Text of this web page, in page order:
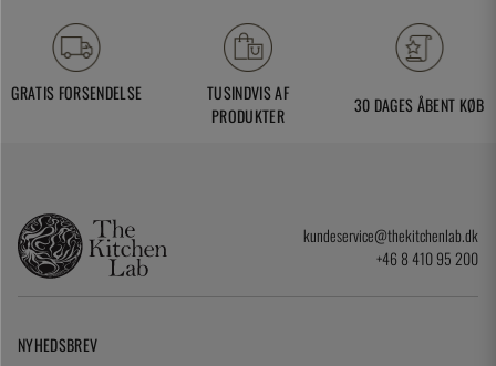
GRATIS FORSENDELSE
TUSINDVIS AF
PRODUKTER
30 DAGES ÅBENT KØB
kundeservice@thekitchenlab.dk
+46 8 410 95 200
NYHEDSBREV